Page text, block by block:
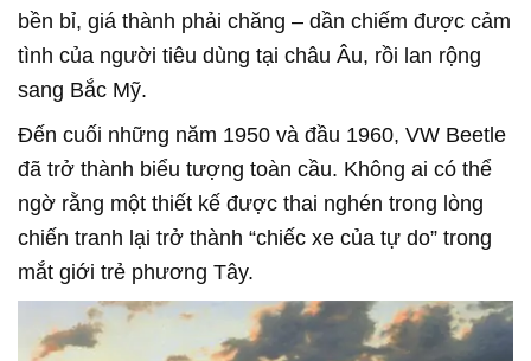
bền bỉ, giá thành phải chăng – dần chiếm được cảm
tình của người tiêu dùng tại châu Âu, rồi lan rộng
sang Bắc Mỹ.
Đến cuối những năm 1950 và đầu 1960, VW Beetle
đã trở thành biểu tượng toàn cầu. Không ai có thể
ngờ rằng một thiết kế được thai nghén trong lòng
chiến tranh lại trở thành “chiếc xe của tự do” trong
mắt giới trẻ phương Tây.